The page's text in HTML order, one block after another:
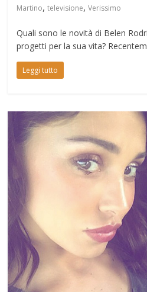
Martino,televisione,Verissimo
Quali sono le novità di Belen
progetti per la sua vita?
Leggi tutto